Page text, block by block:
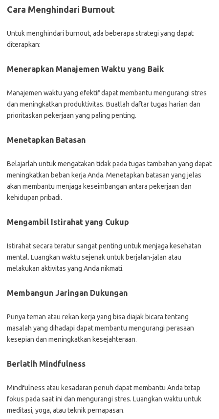
Cara Menghindari Burnout
Untuk menghindari burnout, ada beberapa strategi yang dapat
diterapkan:
Menerapkan Manajemen Waktu yang Baik
Manajemen waktu yang efektif dapat membantu mengurangi stres
dan meningkatkan produktivitas. Buatlah daftar tugas harian dan
prioritaskan pekerjaan yang paling penting.
Menetapkan Batasan
Belajarlah untuk mengatakan tidak pada tugas tambahan yang dapat
meningkatkan beban kerja Anda. Menetapkan batasan yang jelas
akan membantu menjaga keseimbangan antara pekerjaan dan
kehidupan pribadi.
Mengambil Istirahat yang Cukup
Istirahat secara teratur sangat penting untuk menjaga kesehatan
mental. Luangkan waktu sejenak untuk berjalan-jalan atau
melakukan aktivitas yang Anda nikmati.
Membangun Jaringan Dukungan
Punya teman atau rekan kerja yang bisa diajak bicara tentang
masalah yang dihadapi dapat membantu mengurangi perasaan
kesepian dan meningkatkan kesejahteraan.
Berlatih Mindfulness
Mindfulness atau kesadaran penuh dapat membantu Anda tetap
fokus pada saat ini dan mengurangi stres. Luangkan waktu untuk
meditasi, yoga, atau teknik pernapasan.